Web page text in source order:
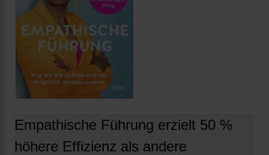
Empathische Führung erzielt 50 %
höhere Effizienz als andere